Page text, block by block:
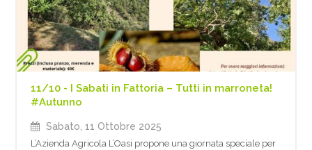
11/10 - I Sabati in Fattoria – Tutti in marroneta!
#Autunno
Sabato, 11 Ottobre 2025
L’Azienda Agricola L’Oasi propone una giornata speciale per